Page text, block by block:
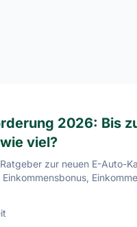
2026: Bis
viel?
zur neuen E-Auto-
Einkommensbonus,